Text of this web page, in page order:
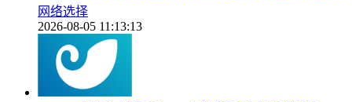
网络选择
2026-08-05 11:13:13